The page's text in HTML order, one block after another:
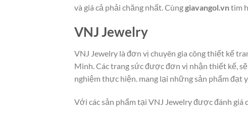
và giá cả phải chăng nhất. Cùnggiavangol.vntìm
VNJ Jewelry
VNJ Jewelry là đơn vị chuyên gia công thiết kế
Minh. Các trang sức được đơn vị nhận thiết kế,
nghiệm thực hiện. mang lại những sản phẩm đạt
Với các sản phẩm tại VNJ Jewelry được đánh giá